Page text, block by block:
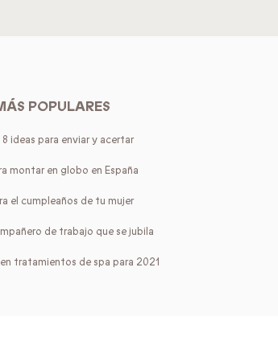
POPULARES
ideas para enviar y acertar
montar en globo en España
el cumpleaños de tu mujer
de trabajo que se jubila
tratamientos de spa para 2021